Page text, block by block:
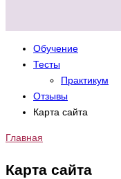
Обучение
Тесты
Практикум
Отзывы
Карта сайта
Главная
Карта сайта